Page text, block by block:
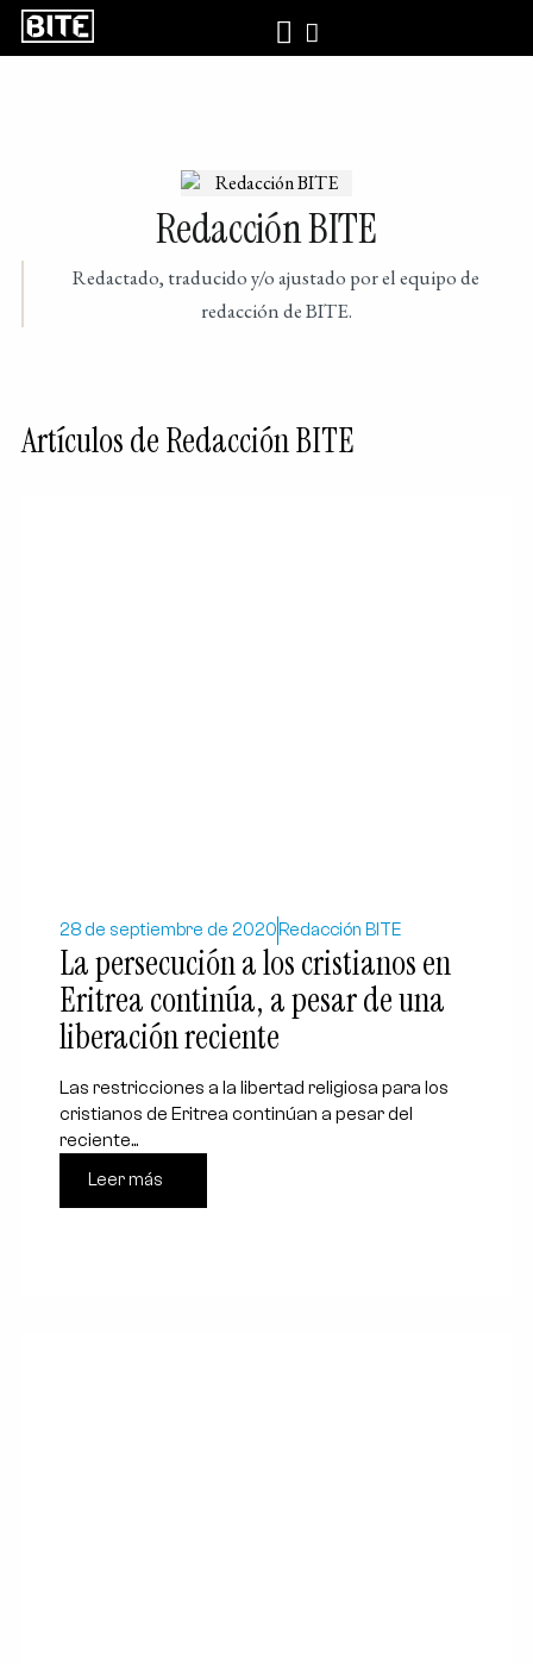
Redacción BITE
Redactado, traducido y/o ajustado por el equipo de
redacción de BITE.
Artículos de Redacción BITE
28 de septiembre de 2020 Redacción BITE
La persecución a los cristianos en
Eritrea continúa, a pesar de una
liberación reciente
Las restricciones a la libertad religiosa para los
cristianos de Eritrea continúan a pesar del
reciente...
Leer más